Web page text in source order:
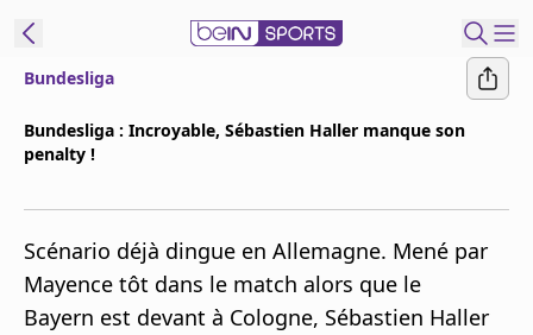
Replays
Podcasts
En Direct
Bundesliga
Bundesliga : Incroyable, Sébastien Haller manque son
penalty !
Scénario déjà dingue en Allemagne. Mené par
Mayence tôt dans le match alors que le
Bayern est devant à Cologne, Sébastien Haller